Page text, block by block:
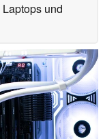
und